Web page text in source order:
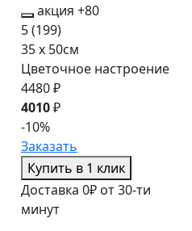
акция +80
5(199)
35 x 50см
Цветочное настроение
4480 ₽
4010₽
-10%
Заказать
Купить в 1 клик
Доставка 0₽ от 30-ти
минут